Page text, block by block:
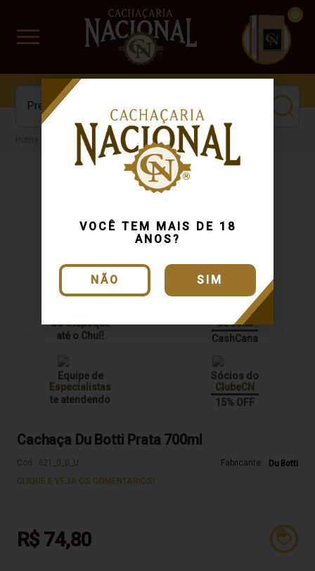
VOCÊ TEM MAIS DE 18
ANOS?
NÃO SIM
www.cachacarianacional.com.br
CUIDADO FRÁGIL
Cachaça
do Oiapoque
até o Chuí!
Dinheiro
de volta
CashCana
Equipe de
Especialistas
te atendendo
Sócios do
ClubeCN
15% OFF
Cachaça Du Botti Prata 700ml
Cód.: 621_0_0_U Fabricante:
Du Botti
CLIQUE E VEJA OS COMENTÁRIOS!
R$ 74,80